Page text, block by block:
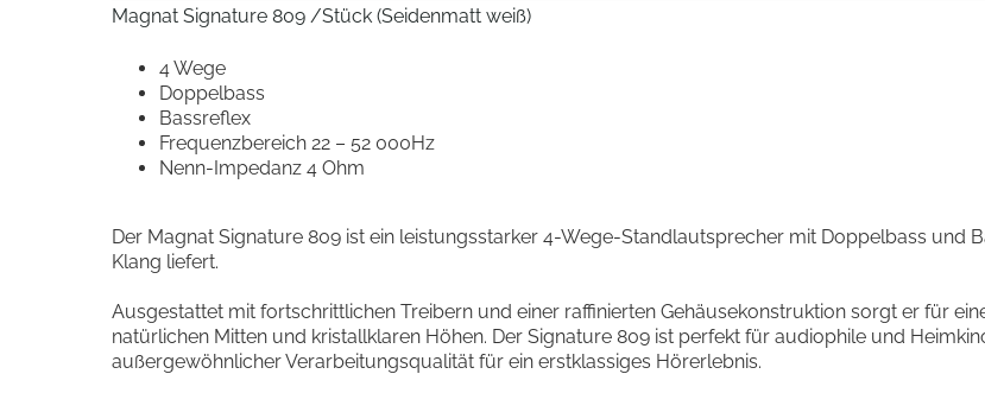
Magnat Signature 809 /Stück (Seidenmatt weiß)
4 Wege
Doppelbass
Bassreflex
Frequenzbereich 22 – 52 000Hz
Nenn-Impedanz 4 Ohm
Der Magnat Signature 809 ist ein leistungsstarker 4-Wege-Standlautsprecher mit Doppelbass und
Klang liefert.
Ausgestattet mit fortschrittlichen Treibern und einer raffinierten Gehäusekonstruktion sorgt er für
natürlichen Mitten und kristallklaren Höhen. Der Signature 809 ist perfekt für audiophile und
außergewöhnlicher Verarbeitungsqualität für ein erstklassiges Hörerlebnis.